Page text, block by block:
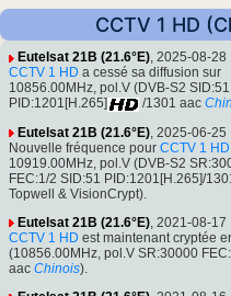
CCTV 1 HD
Eutelsat 21B (21.6°E), 2025-08-28
CCTV 1 HD a cessé sa diffusion sur
10856.00MHz, pol.V (DVB-S2 SID:51
PID:1201[H.265]
/1301 aac
Eutelsat 21B (21.6°E) , 2025-06-25
Nouvelle fréquence pour CCTV 1 HD
10919.00MHz, pol.V (DVB-S2
FEC:1/2 SID:51 PID:1201[H.265]/
Topwell & VisionCrypt).
Eutelsat 21B (21.6°E) , 2021-08-17
CCTV 1 HD est maintenant cryptée
(10856.00MHz, pol.V SR:30000
aac Chinois).